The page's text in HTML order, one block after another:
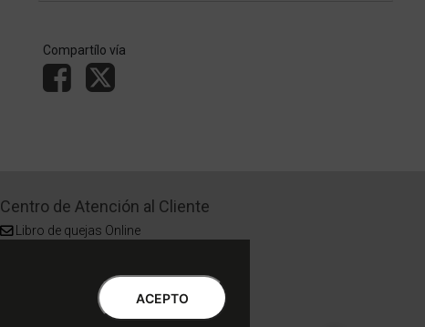
Compartílo vía
Centro de Atención al Cliente
Libro de quejas Online
0810-888-3398 | Lu a Vi 9 a 18 | Sa 9 a 17
ACEPTO